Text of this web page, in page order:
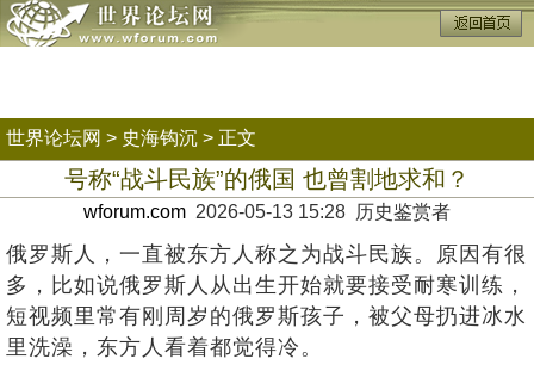
世界论坛网 > 史海钩沉 > 正文
号称“战斗民族”的俄国 也曾割地求和？
wforum.com 2026-05-13 15:28 历史鉴赏者
俄罗斯人，一直被东方人称之为战斗民族。原因有很
多，比如说俄罗斯人从出生开始就要接受耐寒训练，
短视频里常有刚周岁的俄罗斯孩子，被父母扔进冰水
里洗澡，东方人看着都觉得冷。